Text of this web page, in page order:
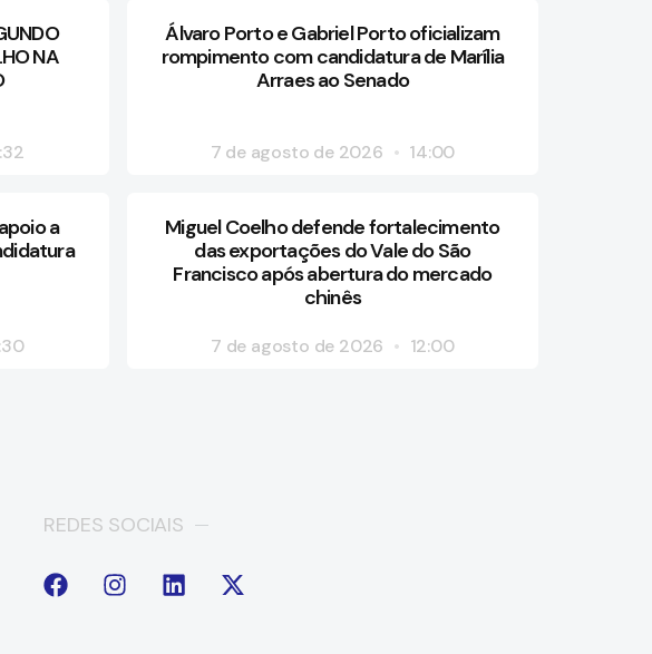
NA
Álvaro Porto e Gabriel Porto oficializam
rompimento com candidatura de Marília
Arraes ao Senado
7 de agosto de 2026 14:00
a
Miguel Coelho defende fortalecimento
das exportações do Vale do São
Francisco após abertura do mercado
chinês
7 de agosto de 2026 12:00
REDES SOCIAIS